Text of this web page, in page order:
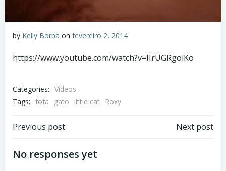
by Kelly Borba on fevereiro 2, 2014
https://www.youtube.com/watch?v=IIrUGRgolKo
Categories: Vídeos
Tags: fofa gato little cat Roxy
Post
navigation
Previous post Next post
No responses yet